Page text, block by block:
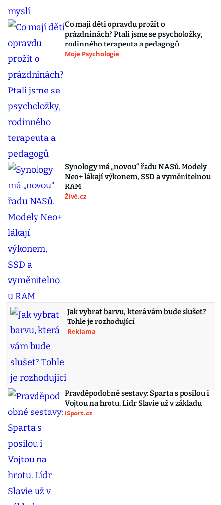
Co mají děti opravdu prožít o
prázdninách? Ptali jsme se psycholožky,
rodinného terapeuta a pedagogů
Moje Psychologie
Synology má „novou“ řadu NASů. Modely
Neo+ lákají výkonem, SSD a vyměnitelnou
RAM
Živě.cz
Jak vybrat barvu, která vám bude slušet?
Tohle je rozhodující
Reklama
Pravděpodobné sestavy: Sparta s posilou i
Vojtou na hrotu. Lídr Slavie už v základu
iSport.cz